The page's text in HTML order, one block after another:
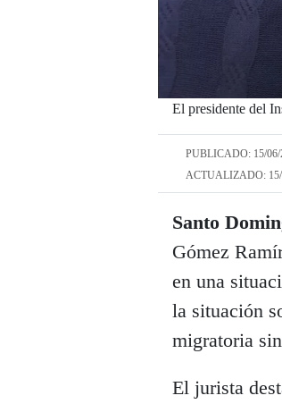
El presidente del
PUBLICADO: 15/06/
ACTUALIZADO: 15/
Santo
Gómez
en una
la situación
migratoria
El jurista